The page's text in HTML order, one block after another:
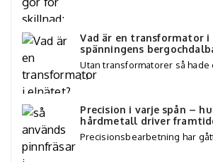
Vad är en transformator i
spänningens
Utan transformatorer så
[…]
Precision i varje spån –
hårdmetall driver
Precisionsbearbetning har